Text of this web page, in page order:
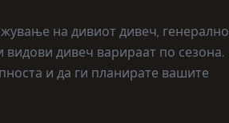
на дивиот дивеч, генерално
видови дивеч варираат по сезона.
и да ги планирате вашите